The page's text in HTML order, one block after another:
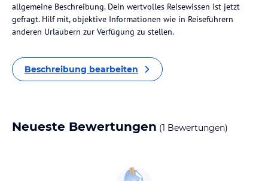
allgemeine Beschreibung. Dein wertvolles Reisewissen ist jetzt
gefragt. Hilf mit, objektive Informationen wie in Reiseführern
anderen Urlaubern zur Verfügung zu stellen.
Beschreibung bearbeiten
Neueste Bewertungen (1 Bewertungen)